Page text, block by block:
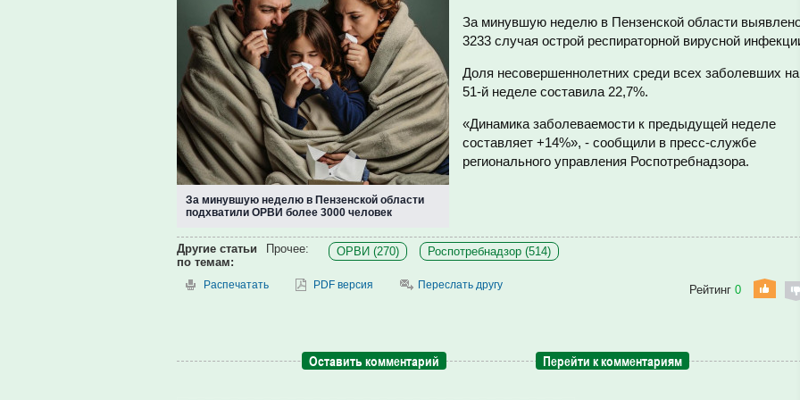
За минувшую неделю в Пензенской области
подхватили ОРВИ более 3000 человек
За минувшую неделю в Пензенской области
3233 случая острой респираторной вирусной
Доля несовершеннолетних среди всех заболевших на
51-й неделе составила 22,7%.
«Динамика заболеваемости к предыдущей неделе
составляет +14%», - сообщили в пресс-службе
регионального управления Роспотребнадзора.
Другие статьи
по темам:
Прочее: ОРВИ (270) Роспотребнадзор (514)
Распечатать PDF версия Переслать другу Рейтинг 0
Оставить комментарий Перейти к комментариям